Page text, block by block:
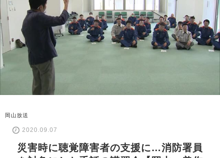
岡山放送
2020.09.07
災害時に聴覚障害者の支援に…消防署員